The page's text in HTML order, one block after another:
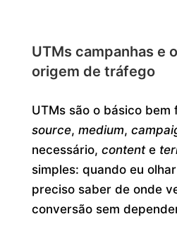
UTMs campanhas e
origem de tráfego
UTMs são o básico bem
source, medium,
necessário, contente
simples: quando eu
preciso saber de onde
conversão sem